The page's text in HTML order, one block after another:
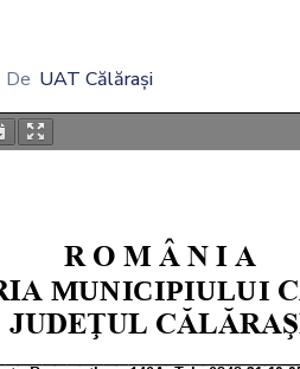
De UAT Călărași